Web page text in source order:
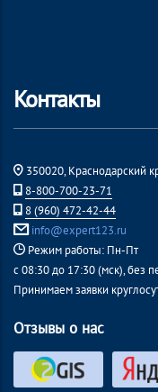
Контакты
350020, Краснодарский
8-800-700-23-71
8 (960) 472-42-44
info@expert123.ru
Режим работы: Пн-Пт
с 08:30 до 17:30 (мск), без
Принимаем заявки
Отзывы о нас